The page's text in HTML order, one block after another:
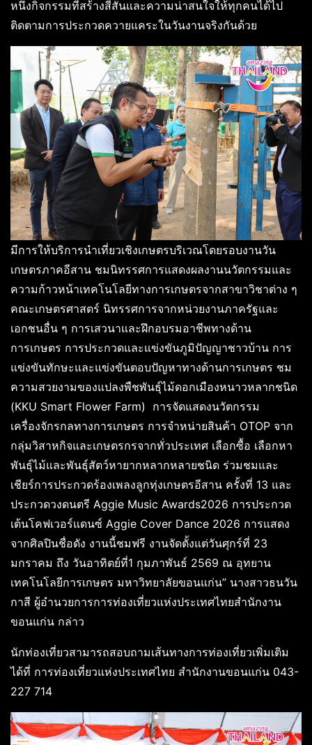
หนึ่งกิจกรรมที่สร้างสีสันและความน่าสนใจให้ทุกคนได้ไป
ติดตามการประกวดควายแคระในวันงานจริงกันด้วย
มีการให้บริการนำเที่ยวเชิงเกษตรบริเวณโดยรอบงานวัน
เกษตรภาคอีสาน ชมนิทรรศการแสดงผลงานนวัตกรรมและ
ความก้าวหน้าเทคโนโลยีทางการเกษตรจากสาขาวิชาต่าง ๆ
คณะเกษตรศาสตร์ นิทรรศการจากหน่วยงานภาครัฐและ
เอกชนอื่น ๆ การเสวนาและฝึกอบรมอาชีพทางด้าน
การเกษตร การประกวดและแข่งขันภูมิปัญญาชาวบ้าน การ
แข่งขันทักษะและแข่งขันตอบปัญหาทางด้านการเกษตร ชม
ความสวยงามของแปลงพืชพันธุ์ไม้ดอกเมืองหนาวหลากชนิด
(KKU Smart Flower Farm) การจัดแสดงนวัตกรรม
เครื่องจักรกลทางการเกษตร การจำหน่ายสินค้า OTOP จาก
กลุ่มวิสาหกิจและเกษตรกรจากทั่วประเทศ เลือกซื้อ เลือกหา
พันธุ์ไม้และพันธุ์สัตว์หายากหลากหลายชนิด ร่วมชมและ
เชียร์การประกวดร้องเพลงลูกทุ่งเกษตรอีสาน ครั้งที่ 13 และ
ประกวดวงดนตรี Aggie Music Awards2026 การประกวด
เต้นโคฟเวอร์แดนซ์ Aggie Cover Dance 2026 การแสดง
จากศิลปินชื่อดัง งานนี้ชมฟรี งานจัดตั้งแต่วันศุกร์ที่ 23
มกราคม ถึง วันอาทิตย์ที่1 กุมภาพันธ์ 2569 ณ อุทยาน
เทคโนโลยีการเกษตร มหาวิทยาลัยขอนแก่น” นางสาวธนวัน
กาสี ผู้อำนวยการการท่องเที่ยวแห่งประเทศไทยสำนักงาน
ขอนแก่น กล่าว
นักท่องเที่ยวสามารถสอบถามเส้นทางการท่องเที่ยวเพิ่มเติม
ได้ที่ การท่องเที่ยวแห่งประเทศไทย สำนักงานขอนแก่น 043-
227 714